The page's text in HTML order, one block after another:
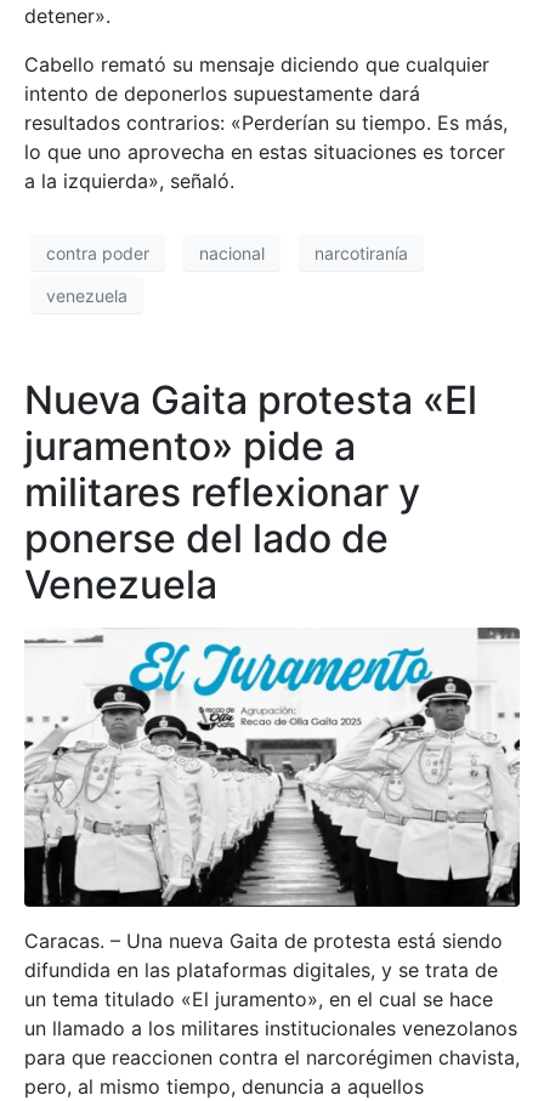
detener».
Cabello remató su mensaje diciendo que cualquier
intento de deponerlos supuestamente dará
resultados contrarios: «Perderían su tiempo. Es más,
lo que uno aprovecha en estas situaciones es torcer
a la izquierda», señaló.
contra poder nacional narcotiranía
venezuela
Nueva Gaita protesta «El
juramento» pide a
militares reflexionar y
ponerse del lado de
Venezuela
Caracas. – Una nueva Gaita de protesta está siendo
difundida en las plataformas digitales, y se trata de
un tema titulado «El juramento», en el cual se hace
un llamado a los militares institucionales venezolanos
para que reaccionen contra el narcorégimen chavista,
pero, al mismo tiempo, denuncia a aquellos